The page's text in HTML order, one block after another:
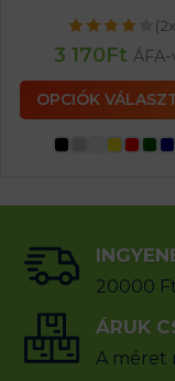
3 170Ft ÁFA-
OPCIÓK
20000
ÁRUK
A méret